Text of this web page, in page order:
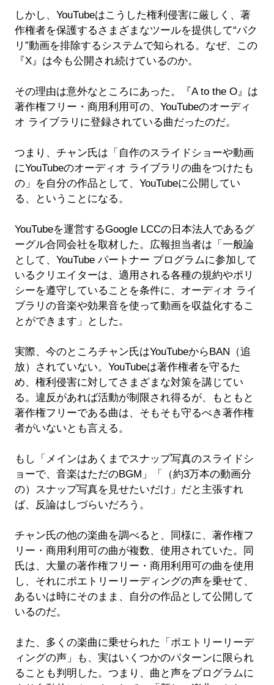
しかし、YouTubeはこうした権利侵害に厳しく、著
作権者を保護するさまざまなツールを提供して“パク
リ”動画を排除するシステムで知られる。なぜ、この
『X』は今も公開され続けているのか。
その理由は意外なところにあった。『A to the O』は
著作権フリー・商用利用可の、YouTubeのオーディ
オ ライブラリに登録されている曲だったのだ。
つまり、チャン氏は「自作のスライドショーや動画
にYouTubeのオーディオ ライブラリの曲をつけたも
の」を自分の作品として、YouTubeに公開してい
る、ということになる。
YouTubeを運営するGoogle LCCの日本法人であるグ
ーグル合同会社を取材した。広報担当者は「一般論
として、YouTube パートナー プログラムに参加して
いるクリエイターは、適用される各種の規約やポリ
シーを遵守していることを条件に、オーディオ ライ
ブラリの音楽や効果音を使って動画を収益化するこ
とができます」とした。
実際、今のところチャン氏はYouTubeからBAN（追
放）されていない。YouTubeは著作権者を守るた
め、権利侵害に対してさまざまな対策を講じてい
る。違反があれば活動が制限され得るが、もともと
著作権フリーである曲は、そもそも守るべき著作権
者がいないとも言える。
もし「メインはあくまでスナップ写真のスライドシ
ョーで、音楽はただのBGM」「（約3万本の動画分
の）スナップ写真を見せたいだけ」だと主張すれ
ば、反論はしづらいだろう。
チャン氏の他の楽曲を調べると、同様に、著作権フ
リー・商用利用可の曲が複数、使用されていた。同
氏は、大量の著作権フリー・商用利用可の曲を使用
し、それにポエトリーリーディングの声を乗せて、
あるいは時にそのまま、自分の作品として公開して
いるのだ。
また、多くの楽曲に乗せられた「ポエトリーリーデ
ィングの声」も、実はいくつかのパターンに限られ
ることも判明した。つまり、曲と声をプログラムに